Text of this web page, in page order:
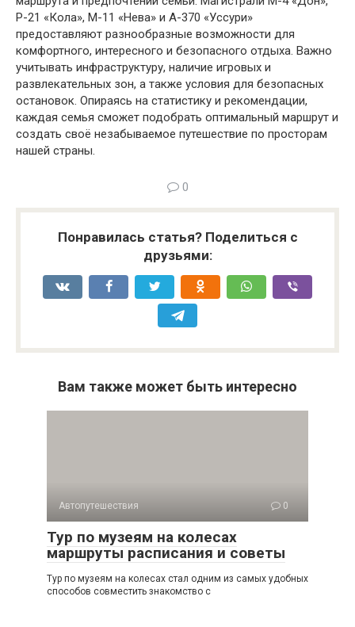
Р-21 «Кола», М-11 «Нева» и А-370 «Уссури»
предоставляют разнообразные возможности для
комфортного, интересного и безопасного отдыха. Важно
учитывать инфраструктуру, наличие игровых и
развлекательных зон, а также условия для безопасных
остановок. Опираясь на статистику и рекомендации,
каждая семья сможет подобрать оптимальный маршрут и
создать своё незабываемое путешествие по просторам
нашей страны.
0
Понравилась статья? Поделиться с
друзьями:
Вам также может быть интересно
Автопутешествия 0
Тур по музеям на колесах
маршруты расписания и советы
Тур по музеям на колесах стал одним из самых удобных
способов совместить знакомство с